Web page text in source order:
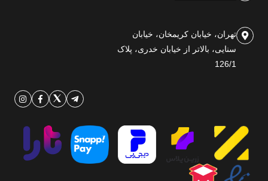
تهران، خیابان کریمخان، خیابان
سنایی، بالاتر از خیابان خدری، پلاک
126/1